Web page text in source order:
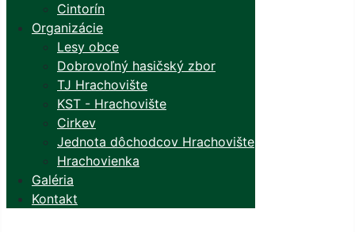
Cintorín
Organizácie
Lesy obce
Dobrovoľný hasičský zbor
TJ Hrachovište
KST - Hrachovište
Cirkev
Jednota dôchodcov Hrachovište
Hrachovienka
Galéria
Kontakt